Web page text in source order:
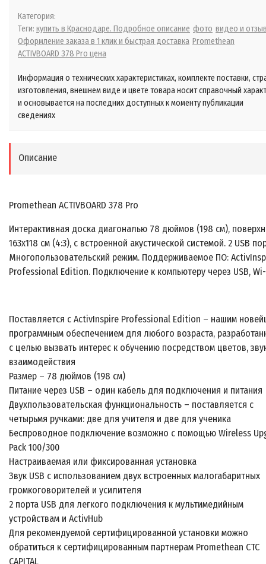
Категория:
Теги: купить в Краснодаре. Подробное описание фото видео и
Оформление заказа в 1 клик и быстрая доставка Promethean
ACTIVBOARD 378 Pro цена
Информация о технических характеристиках, комплекте поставки,
изготовления, внешнем виде и цвете товара носит справочный
и основывается на последних доступных к моменту публикации
сведениях
Описание
Promethean ACTIVBOARD 378 Pro
Интерактивная доска диагональю 78 дюймов (198 см),
163х118 см (4:3), с встроенной акустической системой. 2 USB
Многопользовательский режим. Поддерживаемое ПО:
Professional Edition. Подключение к компьютеру через USB,
Поставляется с ActivInspire Professional Edition – нашим
программным обеспечением для любого возраста,
с целью вызвать интерес к обучению посредством цветов,
взаимодействия
Размер – 78 дюймов (198 см)
Питание через USB – один кабель для подключения и питания
Двухпользовательская функциональность – поставляется с
четырьмя ручками: две для учителя и две для ученика
Беспроводное подключение возможно с помощью Wireless
Pack 100/300
Настраиваемая или фиксированная установка
Звук USB с использованием двух встроенных малогабаритных
громкоговорителей и усилителя
2 порта USB для легкого подключения к мультимедийным
устройствам и ActivHub
Для рекомендуемой сертифицированной установки можно
обратиться к сертифицированным партнерам Promethean CTC
CAPITAL